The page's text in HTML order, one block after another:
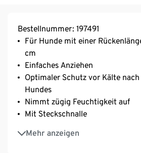
Bestellnummer: 197491
Für Hunde mit einer
cm
Einfaches Anziehen
Optimaler Schutz vor Kälte
Hundes
Nimmt zügig Feuchtigkeit auf
Mit Steckschnalle
Mehr anzeigen
Kuscheliges Material
Ideal für kleine Hunde, wie z.B.